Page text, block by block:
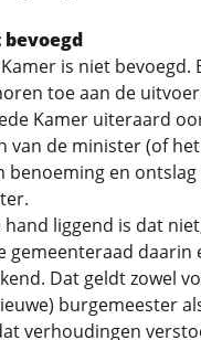
is niet bevoegd.
toe aan de
Kamer uiteraard
van de minister (of
benoeming en ontslag
hand liggend is dat
gemeenteraad daarin
Dat geldt zowel
burgemeester
verhoudingen